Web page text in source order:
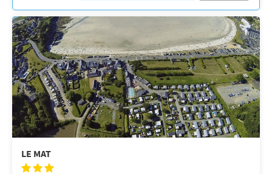
LE MAT